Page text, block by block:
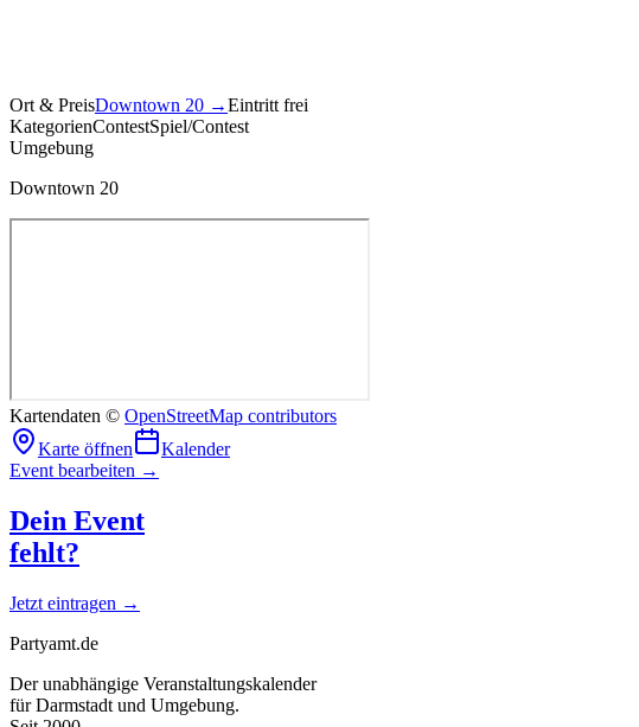
Ort & PreisDowntown 20 →Eintritt frei
KategorienContestSpiel/Contest
Umgebung
Downtown 20
Kartendaten © OpenStreetMap contributors
Karte öffnen
Kalender
Event bearbeiten →
Dein Event
fehlt?
Jetzt eintragen →
Partyamt.de
Der unabhängige Veranstaltungskalender
für Darmstadt und Umgebung.